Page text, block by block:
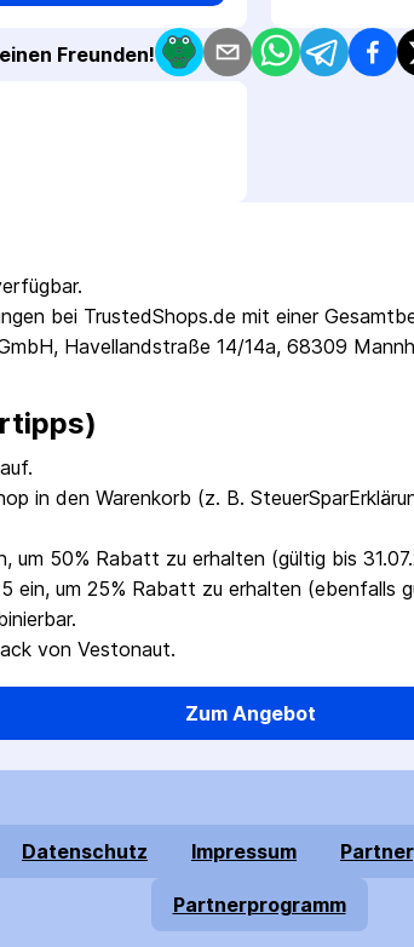
Freunden!
bei TrustedShops.de mit einer
Havellandstraße 14/14a, 68309
in den Warenkorb (z. B.
um 50% Rabatt zu erhalten (gültig bis
um 25% Rabatt zu erhalten (ebenfalls
von Vestonaut.
Zum Angebot
Datenschutz Impressum
Partnerprogramm